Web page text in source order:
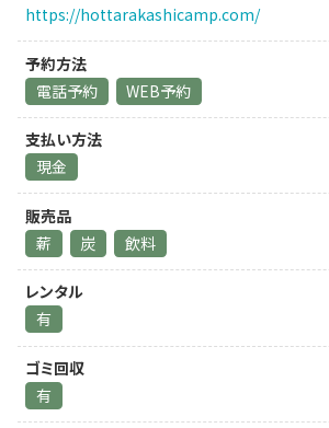
https://hottarakashicamp.com/
予約方法
電話予約
WEB予約
支払い方法
現金
販売品
薪
炭 飲料
レンタル
有
ゴミ回収
有